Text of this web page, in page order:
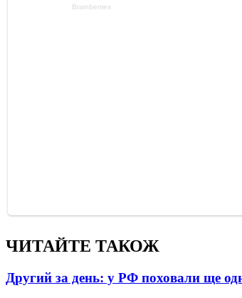
ЧИТАЙТЕ ТАКОЖ
Другий за день: у РФ поховали ще